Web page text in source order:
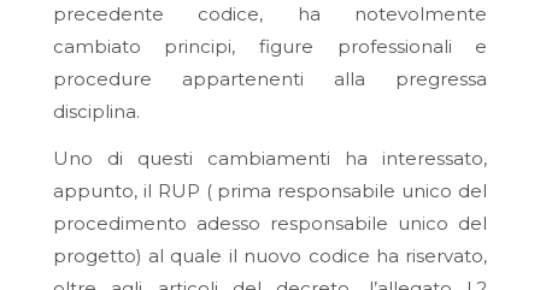
precedente codice, ha notevolmente
cambiato principi, figure professionali e
procedure appartenenti alla pregressa
disciplina.
Uno di questi cambiamenti ha interessato,
appunto, il RUP ( prima responsabile unico del
procedimento adesso responsabile unico del
progetto) al quale il nuovo codice ha riservato,